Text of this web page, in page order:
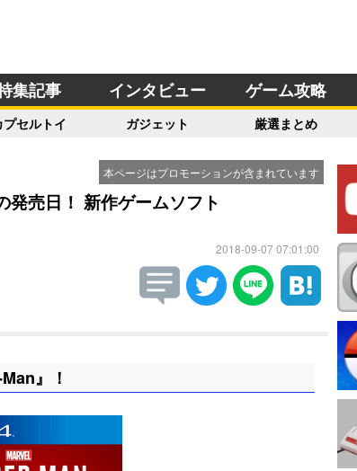
集記事 インタビュー ゲーム攻略
プセルトイ ガジェット 厳選まとめ
本ページはプロモーションが含まれています
売日！ 新作ゲームソフト
2018-09-07 07:01:00
』！